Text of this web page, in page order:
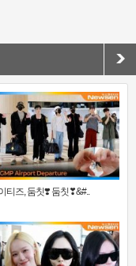
티즈, 둠칫❣️ 둠칫❣&#..